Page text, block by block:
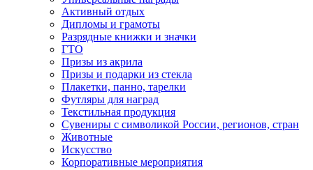
Активный отдых
Дипломы и грамоты
Разрядные книжки и значки
ГТО
Призы из акрила
Призы и подарки из стекла
Плакетки, панно, тарелки
Футляры для наград
Текстильная продукция
Сувениры с символикой России, регионов, стран
Животные
Искусство
Корпоративные мероприятия